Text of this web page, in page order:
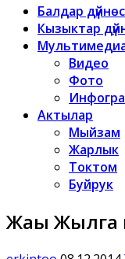
Балдар дүйнөсү
Кызыктар
Видео
Фото
Актылар
Мыйзам
Жарлык
Токтом
Буйрук
Жаңы